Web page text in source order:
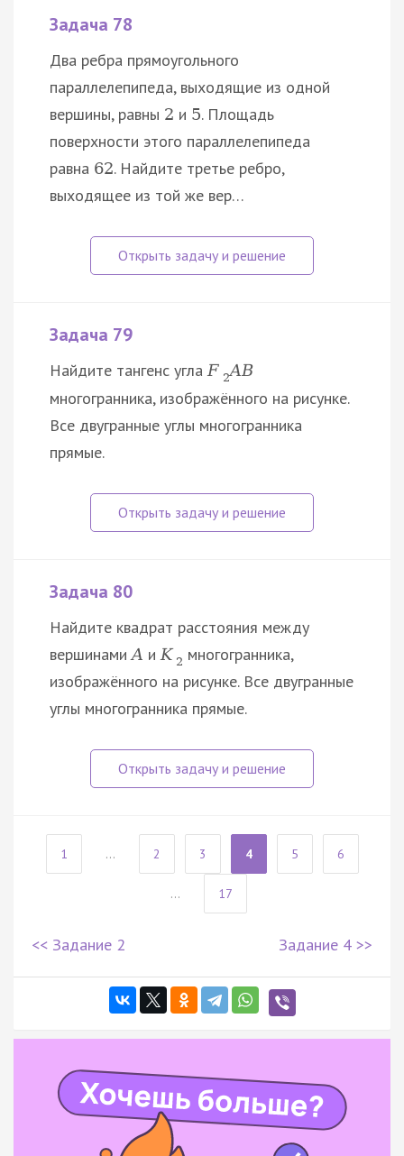
Задача 78
Два ребра прямоугольного
параллелепипеда, выходящие из одной
вершины, равны 2 и 5. Площадь
поверхности этого параллелепипеда
равна 62. Найдите третье ребро,
выходящее из той же вер…
Задача 79
Найдите тангенс углаF 2AB
многогранника, изображённого на рисунке.
Все двугранные углы многогранника
прямые.
Задача 80
Найдите квадрат расстояния между
вершинами A и K 2 многогранника,
изображённого на рисунке. Все двугранные
углы многогранника прямые.
1 ... 2 3 4 5 6
... 17
<< Задание 2 Задание 4 >>